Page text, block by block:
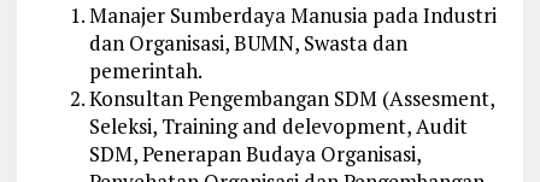
Manajer Sumberdaya Manusia pada Industri
dan Organisasi, BUMN, Swasta dan
pemerintah.
Konsultan Pengembangan SDM (Assesment,
Seleksi, Training and delevopment, Audit
SDM, Penerapan Budaya Organisasi,